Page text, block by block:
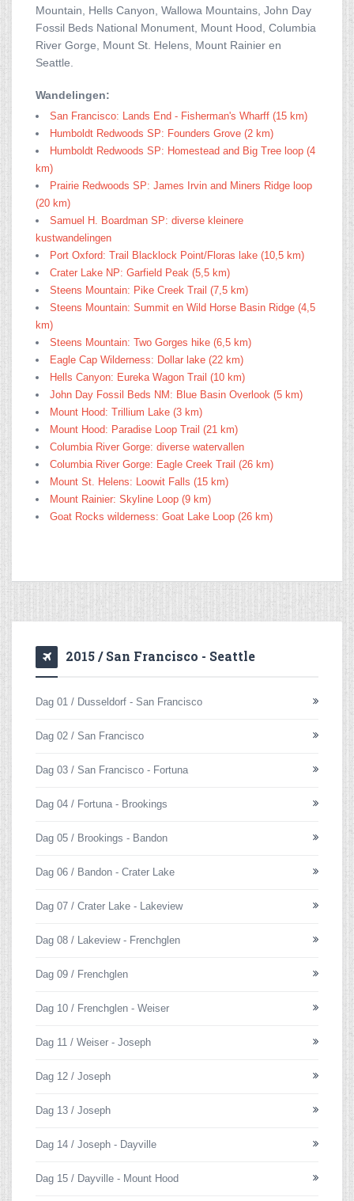
Mountain, Hells Canyon, Wallowa Mountains, John Day
Fossil Beds National Monument, Mount Hood, Columbia
River Gorge, Mount St. Helens, Mount Rainier en
Seattle.
Wandelingen:
San Francisco: Lands End - Fisherman's Wharff (15 km)
Humboldt Redwoods SP: Founders Grove (2 km)
Humboldt Redwoods SP: Homestead and Big Tree loop (4
km)
Prairie Redwoods SP: James Irvin and Miners Ridge loop
(20 km)
Samuel H. Boardman SP: diverse kleinere
kustwandelingen
Port Oxford: Trail Blacklock Point/Floras lake (10,5 km)
Crater Lake NP: Garfield Peak (5,5 km)
Steens Mountain: Pike Creek Trail (7,5 km)
Steens Mountain: Summit en Wild Horse Basin Ridge (4,5
km)
Steens Mountain: Two Gorges hike (6,5 km)
Eagle Cap Wilderness: Dollar lake (22 km)
Hells Canyon: Eureka Wagon Trail (10 km)
John Day Fossil Beds NM: Blue Basin Overlook (5 km)
Mount Hood: Trillium Lake (3 km)
Mount Hood: Paradise Loop Trail (21 km)
Columbia River Gorge: diverse watervallen
Columbia River Gorge: Eagle Creek Trail (26 km)
Mount St. Helens: Loowit Falls (15 km)
Mount Rainier: Skyline Loop (9 km)
Goat Rocks wilderness: Goat Lake Loop (26 km)
2015 / San Francisco - Seattle
Dag 01 / Dusseldorf - San Francisco
Dag 02 / San Francisco
Dag 03 / San Francisco - Fortuna
Dag 04 / Fortuna - Brookings
Dag 05 / Brookings - Bandon
Dag 06 / Bandon - Crater Lake
Dag 07 / Crater Lake - Lakeview
Dag 08 / Lakeview - Frenchglen
Dag 09 / Frenchglen
Dag 10 / Frenchglen - Weiser
Dag 11 / Weiser - Joseph
Dag 12 / Joseph
Dag 13 / Joseph
Dag 14 / Joseph - Dayville
Dag 15 / Dayville - Mount Hood